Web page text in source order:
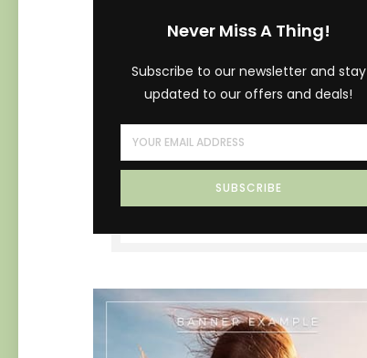
Never Miss A Thing!
Subscribe to our newsletter and stay
updated to our offers and deals!